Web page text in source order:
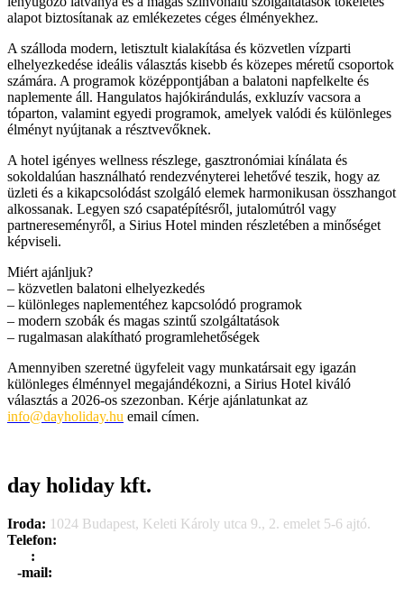
alapot biztosítanak az emlékezetes céges élményekhez.
A szálloda modern, letisztult kialakítása és közvetlen vízparti
elhelyezkedése ideális választás kisebb és közepes méretű csoportok
számára. A programok középpontjában a balatoni napfelkelte és
naplemente áll. Hangulatos hajókirándulás, exkluzív vacsora a
tóparton, valamint egyedi programok, amelyek valódi és különleges
élményt nyújtanak a résztvevőknek.
A hotel igényes wellness részlege, gasztronómiai kínálata és
sokoldalúan használható rendezvényterei lehetővé teszik, hogy az
üzleti és a kikapcsolódást szolgáló elemek harmonikusan összhangot
alkossanak. Legyen szó csapatépítésről, jutalomútról vagy
partnereseményről, a Sirius Hotel minden részletében a minőséget
képviseli.
Miért ajánljuk?
– közvetlen balatoni elhelyezkedés
– különleges naplementéhez kapcsolódó programok
– modern szobák és magas szintű szolgáltatások
– rugalmasan alakítható programlehetőségek
Amennyiben szeretné ügyfeleit vagy munkatársait egy igazán
különleges élménnyel megajándékozni, a Sirius Hotel kiváló
választás a 2026-os szezonban. Kérje ajánlatunkat az
info@dayholiday.hu email címen.
day holiday kft.
Iroda: 1024 Budapest, Keleti Károly utca 9., 2. emelet 5-6 ajtó.
Telefon:
:
-mail: